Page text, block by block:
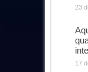
23
17